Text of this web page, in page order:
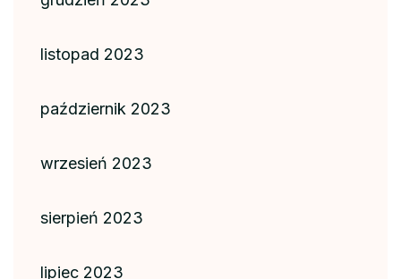
listopad 2023
październik 2023
wrzesień 2023
sierpień 2023
lipiec 2023